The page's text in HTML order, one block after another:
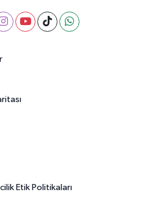
Etik Politikaları